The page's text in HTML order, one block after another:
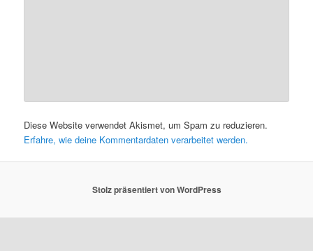
Diese Website verwendet Akismet, um Spam zu reduzieren.
Erfahre, wie deine Kommentardaten verarbeitet werden.
Stolz präsentiert von WordPress